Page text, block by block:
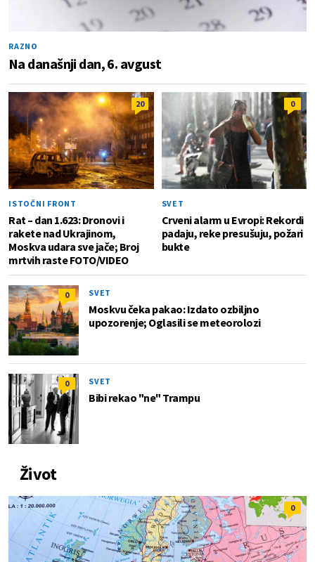
RAZNO
Na današnji dan, 6. avgust
20
ISTOČNI FRONT
Rat – dan 1.623: Dronovi i
rakete nad Ukrajinom,
Moskva udara sve jače; Broj
mrtvih raste FOTO/VIDEO
0
SVET
Crveni alarm u Evropi: Rekordi
padaju, reke presušuju, požari
bukte
0 SVET
Moskvu čeka pakao: Izdato ozbiljno
upozorenje; Oglasili se meteorolozi
0 SVET
Bibi rekao "ne" Trampu
Život
0